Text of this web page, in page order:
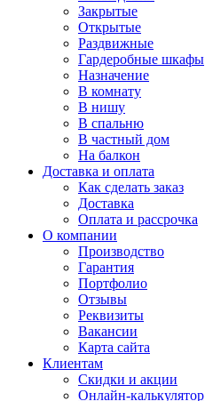
Закрытые
Открытые
Раздвижные
Гардеробные шкафы
Назначение
В комнату
В нишу
В спальню
В частный дом
На балкон
Доставка и оплата
Как сделать заказ
Доставка
Оплата и рассрочка
О компании
Производство
Гарантия
Портфолио
Отзывы
Реквизиты
Вакансии
Карта сайта
Клиентам
Скидки и акции
Онлайн-калькулятор